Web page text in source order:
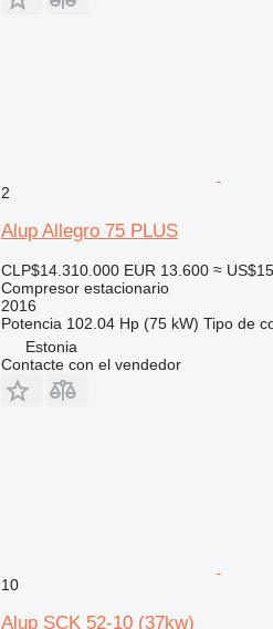
2
Alup Allegro 75 PLUS
CLP$14.310.000 EUR 13.600 ≈
Compresor estacionario
2016
Potencia 102.04 Hp (75 kW) Tipo de
Estonia
Contacte con el vendedor
10
Alup SCK 52-10 (37kw)